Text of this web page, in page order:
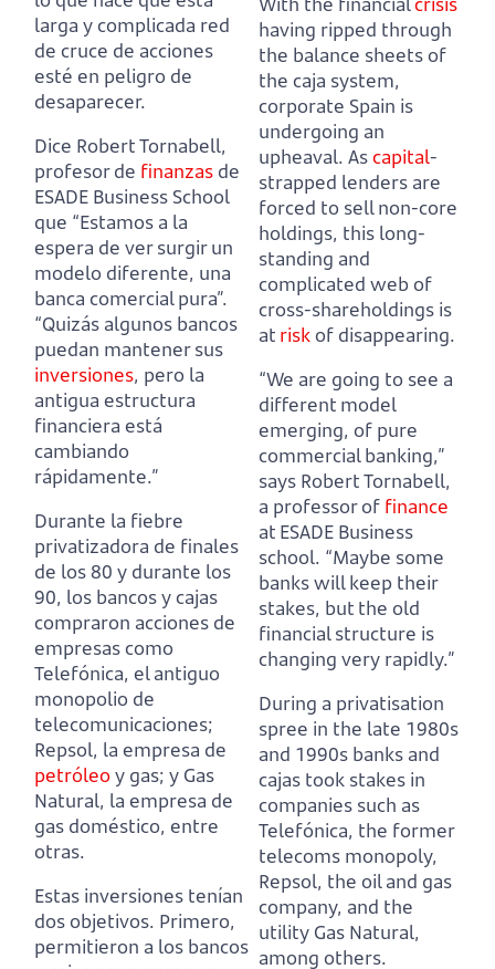
larga y complicada red
de cruce de acciones
esté en peligro de
desaparecer.
Dice Robert Tornabell,
profesor de finanzas de
ESADE Business School
que “Estamos a la
espera de ver surgir un
modelo diferente, una
banca comercial pura”.
“Quizás algunos bancos
puedan mantener sus
inversiones, pero la
antigua estructura
financiera está
cambiando
rápidamente.”
Durante la fiebre
privatizadora de finales
de los 80 y durante los
90, los bancos y cajas
compraron acciones de
empresas como
Telefónica, el antiguo
monopolio de
telecomunicaciones;
Repsol, la empresa de
petróleoy gas; y Gas
Natural, la empresa de
gas doméstico, entre
otras.
Estas inversiones tenían
dos objetivos. Primero,
permitieron a los bancos
having ripped through
the balance sheets of
the caja system,
corporate Spain is
undergoing an
upheaval. Ascapital-
strapped lenders are
forced to sell non-core
holdings, this long-
standing and
complicated web of
cross-shareholdings is
at riskof disappearing.
“We are going to see a
different model
emerging, of pure
commercial banking,”
says Robert Tornabell,
a professor of finance
at ESADE Business
school. “Maybe some
banks will keep their
stakes, but the old
financial structure is
changing very rapidly.”
During a privatisation
spree in the late 1980s
and 1990s banks and
cajas took stakes in
companies such as
Telefónica, the former
telecoms monopoly,
Repsol, the oil and gas
company, and the
utility Gas Natural,
among others.